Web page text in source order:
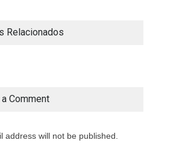
Relacionados
Comment
address will not be published.